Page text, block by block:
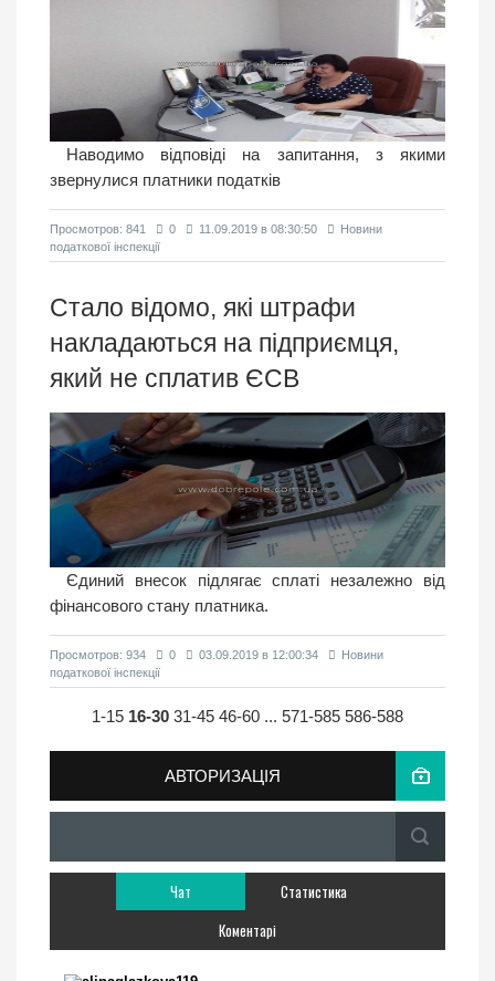
Наводимо відповіді на запитання, з якими
звернулися платники податків
Просмотров: 841 0 11.09.2019 в 08:30:50
Новини
податкової інспекції
Стало відомо, які штрафи
накладаються на підприємця,
який не сплатив ЄСВ
Єдиний внесок підлягає сплаті незалежно від
фінансового стану платника.
Просмотров: 934 0 03.09.2019 в 12:00:34
Новини
податкової інспекції
1-15 16-30 31-45 46-60 ... 571-585 586-588
АВТОРИЗАЦІЯ
Чат
Статистика
Коментарі